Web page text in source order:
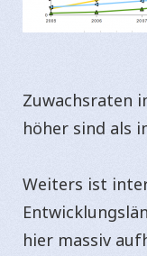
Zuwachsraten
höher sind als
Weiters ist
hier massiv